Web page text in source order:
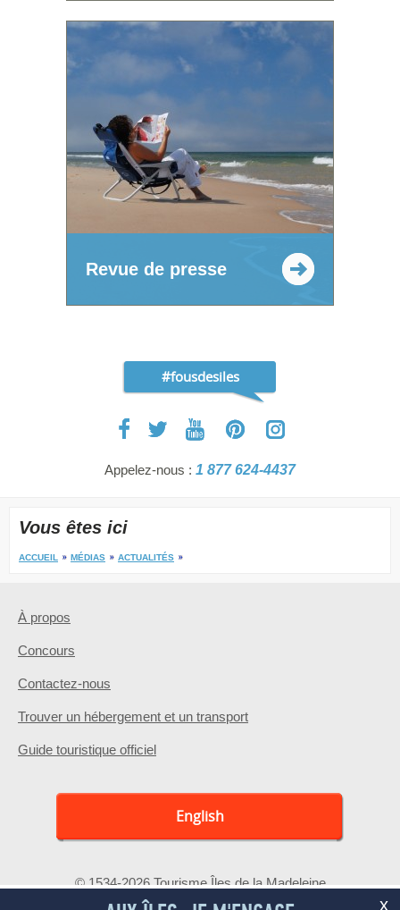
Revue de presse
#fousdesiles
Appelez-nous : 1 877 624-4437
Vous êtes ici
ACCUEIL MÉDIAS ACTUALITÉS
À propos
Concours
Contactez-nous
Trouver un hébergement et un transport
Guide touristique officiel
English
© 1534-2026 Tourisme Îles de la Madeleine
x